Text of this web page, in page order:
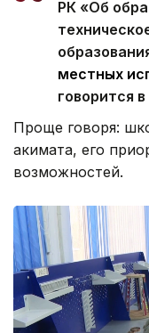
РК «Об
местных
говорится
Проще говоря:
акимата, его
возможностей.